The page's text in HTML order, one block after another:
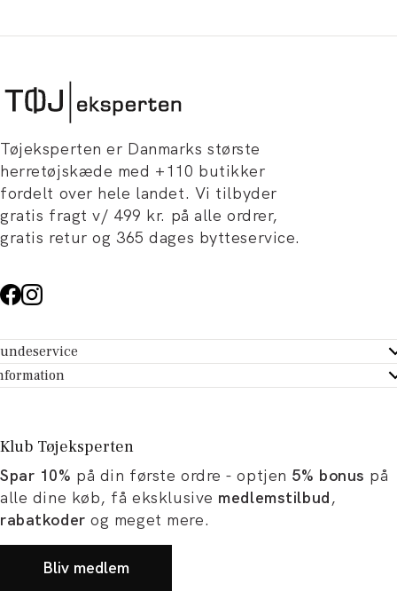
Tøjeksperten er Danmarks største
herretøjskæde med +110 butikker
fordelt over hele landet. Vi tilbyder
gratis fragt v/ 499 kr. på alle ordrer,
gratis retur og 365 dages bytteservice.
- Hjælpecenter
dit køb
Tøjeksperten
og artikler
og karriere
Klub Tøjeksperten
Spar 10% på din første ordre - optjen 5% bonus på
alle dine køb, få eksklusive medlemstilbud,
rabatkoder og meget mere.
Bliv medlem